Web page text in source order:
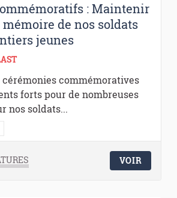
: Maintenir
de nos soldats
jeunes
cérémonies commémoratives
forts pour de nombreuses
nos soldats...
VOIR